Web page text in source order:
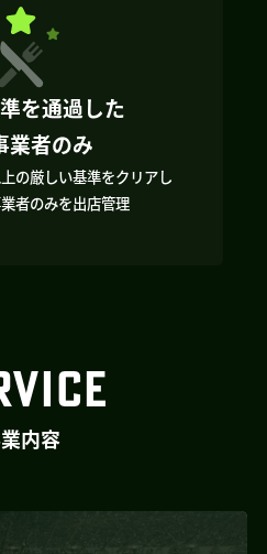
を通過した
業者のみ
の厳しい基準をクリアし
者のみを出店管理
内容